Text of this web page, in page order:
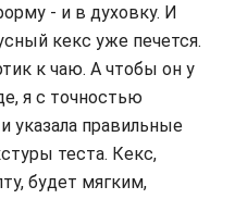
- и в духовку. И
кекс уже печется.
к чаю. А чтобы он у
я с точностью
указала правильные
теста. Кекс,
будет мягким,